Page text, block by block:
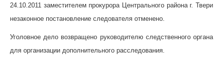
24.10.2011 заместителем прокурора Центрального района г. Твери
незаконное постановление следователя отменено.
Уголовное дело возвращено руководителю следственного органа
для организации дополнительного расследования.